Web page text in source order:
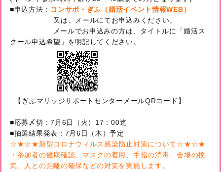
■申込方法： コンサポ・ぎふ（婚活イベント情報WEB）
又は、メールにてお申込みください。
メールでお申込みの方は、タイトルに「婚活ス
クール申込希望」を明記してください。
【ぎふマリッジサポートセンターメールQRコード】
■応募〆切：7月6日（火）17：00迄
■抽選結果発表：7月6日（木）予定
☆★☆★新型コロナウィルス感染防止対策について☆★☆★
・参加者の健康確認、マスクの着用、手指の消毒、会場の換
気、人との距離の確保などの対策を実施します。